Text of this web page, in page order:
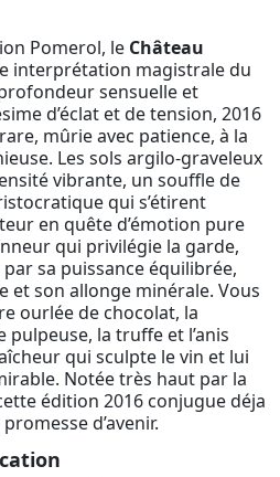
Pomerol, le Château
interprétation magistrale du
sensuelle et
d’éclat et de tension, 2016
mûrie avec patience, à la
Les sols argilo-graveleux
vibrante, un souffle de
qui s’étirent
en quête d’émotion pure
qui privilégie la garde,
sa puissance équilibrée,
et son allonge minérale. Vous
ourlée de chocolat, la
la truffe et l’anis
qui sculpte le vin et lui
Notée très haut par la
édition 2016 conjugue déja
d’avenir.